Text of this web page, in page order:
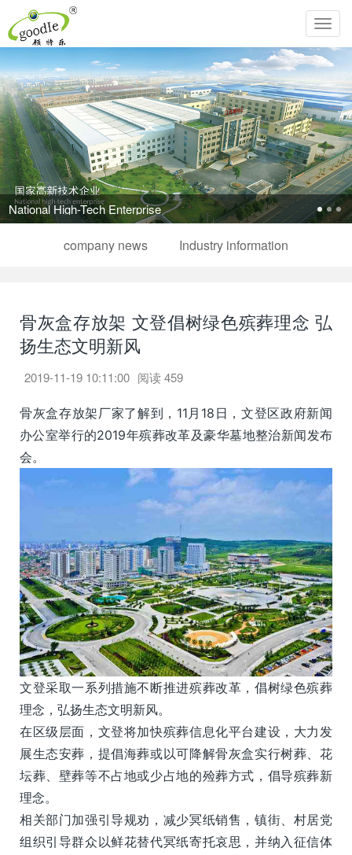
National High-Tech Enterprise
company news Industry information
骨灰盒存放架 文登倡树绿色殡葬理念 弘
扬生态文明新风
2019-11-19 10:11:00 阅读459
骨灰盒存放架厂家了解到，11月18日，文登区政府新闻
办公室举行的2019年殡葬改革及豪华墓地整治新闻发布
会。
文登采取一系列措施不断推进殡葬改革，倡树绿色殡葬
理念，弘扬生态文明新风。
在区级层面，文登将加快殡葬信息化平台建设，大力发
展生态安葬，提倡海葬或以可降解骨灰盒实行树葬、花
坛葬、壁葬等不占地或少占地的殓葬方式，倡导殡葬新
理念。
相关部门加强引导规劝，减少冥纸销售，镇街、村居党
组织引导群众以鲜花替代冥纸寄托哀思，并纳入征信体